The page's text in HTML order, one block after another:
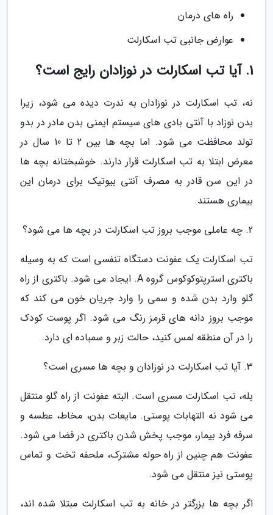
راه های درمان
عوارض جانبی تب اسکارلت
1. آیا تب اسکارلت در نوزادان رایج است؟
نه، تب اسکارلت در نوزادان به ندرت دیده می شود، زیرا
بدن نوزاد با آنتی بادی های سیستم ایمنی بدن مادر در بدو
تولد محافظت می شود. اما بچه ها بین 2 تا 10 سال در
معرض ابتلا به تب اسکارلت قرار دارند. خوشبختانه بچه ها
در این سن قادر به مصرف آنتی بیوتیک برای درمان این
بیماری هستند.
2. چه عاملی موجب بروز تب اسکارلت در بچه ها می شود؟
تب اسکارلت یک عفونت دستگاه تنفسی است که به وسیله
باکتری استرپتوکوکوس گروه A. ایجاد می شود. باکتری از راه
گلو وارد بدن شده و سمی را وارد جریان خون می کند که
موجب بروز دانه های قرمز رنگ می شود. اگر پوست کودک
را در آن منطقه لمس کنید، حالت زبر و سمباده ای دارد.
3. آیا تب اسکارلت در نوزادان و بچه ها مسری است؟
بله، تب اسکارلت مسری است. البته عفونت از راه گلو منتقل
می شود نه التهابات پوستی. مایعات بدن، مخاط، عطسه و
سرفه فرد بیمار، موجب پخش شدن باکتری در فضا می شود.
عفونت هم چنین از راه حوله مشترک، ملحفه تخت و تماس
پوستی نیز منتقل می شود.
اگر بچه ها بزرگتر در خانه به تب اسکارلت مبتلا شده اند،